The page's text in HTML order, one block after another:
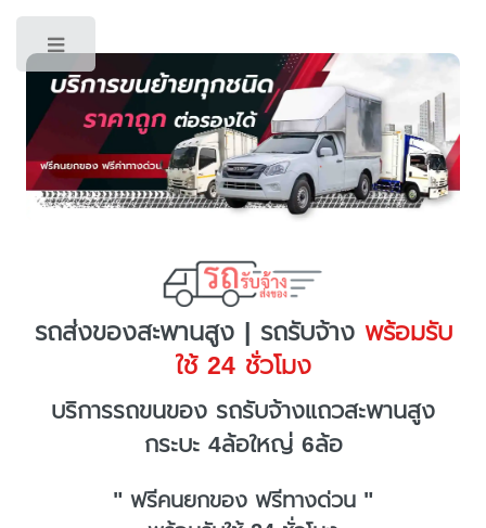
รถส่งของสะพานสูง | รถรับจ้างพร้อมรับ
ใช้ 24 ชั่วโมง
บริการรถขนของ รถรับจ้างแถวสะพานสูง
กระบะ 4ล้อใหญ่ 6ล้อ
" ฟรีคนยกของ ฟรีทางด่วน "
Toggle